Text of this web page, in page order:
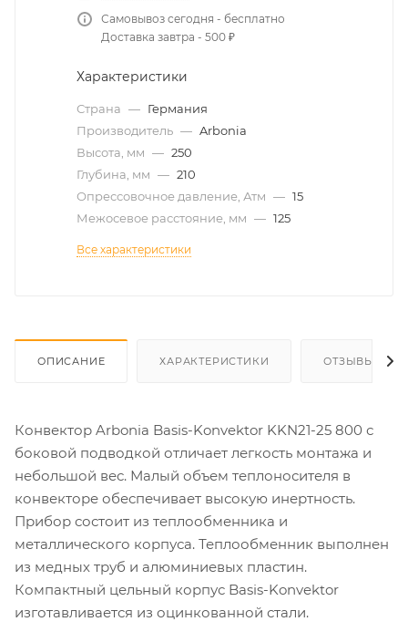
Самовывоз сегодня - бесплатно
Доставка завтра - 500 ₽
Характеристики
Страна — Германия
Производитель — Arbonia
Высота, мм — 250
Глубина, мм — 210
Опрессовочное давление, Атм — 15
Межосевое расстояние, мм — 125
Все характеристики
ОПИСАНИЕ ХАРАКТЕРИСТИКИ ОТЗЫВЫ
Конвектор Arbonia Basis-Konvektor KKN21-25 800 с
боковой подводкой отличает легкость монтажа и
небольшой вес. Малый объем теплоносителя в
конвекторе обеспечивает высокую инертность.
Прибор состоит из теплообменника и
металлического корпуса. Теплообменник выполнен
из медных труб и алюминиевых пластин.
Компактный цельный корпус Basis-Konvektor
изготавливается из оцинкованной стали.